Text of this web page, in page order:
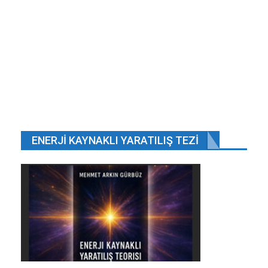
Google’ın geliştiricileri kullanması için önerdiği
çoklu logo sistemi, WhatsApp tarafından
sistemini önermesinin nedeni İse bir nevi
zorunluluk. Pek çok Android telefon üreticisi
kendi arayüzünde farklı tasarım dillerini
kullanıyor. Arayüzlerdeki farklı tasarım dilleri
nedeniyle uygulama logoları bazen kötü bir
görünüme neden olabiliyor. Bunun önüne
geçebilmek için de farklı cihazlarda logoların farklı
ENERJI KAYNAKLI YARATILIŞ TEZI